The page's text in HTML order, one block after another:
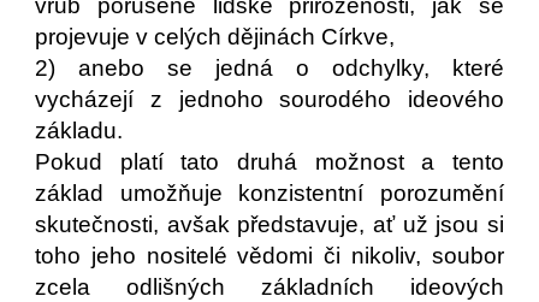
vrub porušené lidské přirozenosti, jak se
projevuje v celých dějinách Církve,
2) anebo se jedná o odchylky, které
vycházejí z jednoho sourodého ideového
základu.
Pokud platí tato druhá možnost a tento
základ umožňuje konzistentní porozumění
skutečnosti, avšak představuje, ať už jsou si
toho jeho nositelé vědomi či nikoliv, soubor
zcela odlišných základních ideových